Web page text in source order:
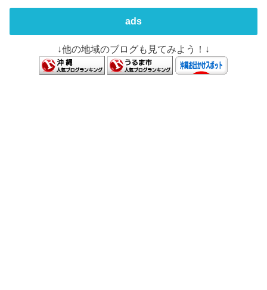
ads
↓他の地域のブログも見てみよう！↓